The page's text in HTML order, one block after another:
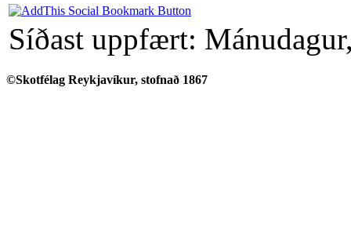
Síðast uppfært:
©Skotfélag Reykjavíkur, stofnað 1867